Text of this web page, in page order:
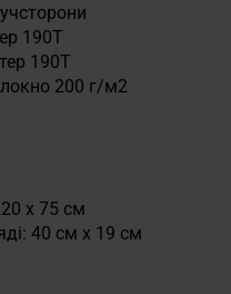
190T
190T
200 г/м2
х 75 см
40 см х 19 см